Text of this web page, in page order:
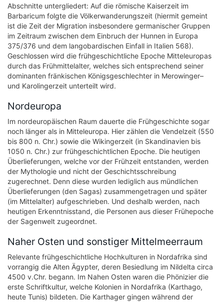
Abschnitte untergliedert: Auf die römische Kaiserzeit im
Barbaricum folgte die Völkerwanderungszeit (hiermit gemeint
ist die Zeit der Migration insbesondere germanischer Gruppen
im Zeitraum zwischen dem Einbruch der Hunnen in Europa
375/376 und dem langobardischen Einfall in Italien 568).
Geschlossen wird die frühgeschichtliche Epoche Mitteleuropas
durch das Frühmittelalter, welches sich entsprechend seiner
dominanten fränkischen Königsgeschlechter in Merowinger–
und Karolingerzeit unterteilt wird.
Nordeuropa
Im nordeuropäischen Raum dauerte die Frühgeschichte sogar
noch länger als in Mitteleuropa. Hier zählen die Vendelzeit (550
bis 800 n. Chr.) sowie die Wikingerzeit (in Skandinavien bis
1050 n. Chr.) zur frühgeschichtlichen Epoche. Die heutigen
Überlieferungen, welche vor der Frühzeit entstanden, werden
der Mythologie und nicht der Geschichtsschreibung
zugerechnet. Denn diese wurden lediglich aus mündlichen
Überlieferungen (den Sagas) zusammengetragen und später
(im Mittelalter) aufgeschrieben. Und deshalb werden, nach
heutigen Erkenntnisstand, die Personen aus dieser Frühepoche
der Sagenwelt zugeordnet.
Naher Osten und sonstiger Mittelmeerraum
Relevante frühgeschichtliche Hochkulturen in Nordafrika sind
vorrangig die Alten Ägypter, deren Besiedlung im Nildelta circa
4500 v.Chr. begann. Im Nahen Osten waren die Phönizier die
erste Schriftkultur, welche Kolonien in Nordafrika (Karthago,
heute Tunis) bildeten. Die Karthager gingen während der